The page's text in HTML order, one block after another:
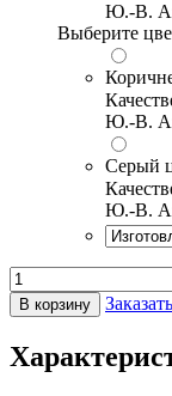
Ю.-В.
Выберите
Ю.-В.
Серый
Ю.-В.
В корзину